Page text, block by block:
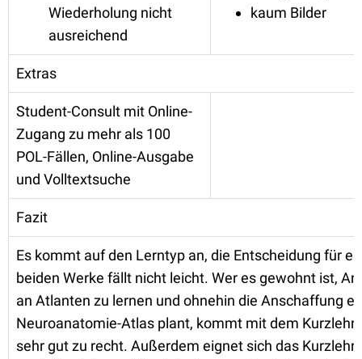
Wiederholung nicht
ausreichend
kaum Bilder
Extras
Student-Consult mit Online-
Zugang zu mehr als 100
POL-Fällen, Online-Ausgabe
und Volltextsuche
Fazit
Es kommt auf den Lerntyp an, die Entscheidung für
beiden Werke fällt nicht leicht. Wer es gewohnt ist,
an Atlanten zu lernen und ohnehin die Anschaffung
Neuroanatomie-Atlas plant, kommt mit dem
sehr gut zu recht. Außerdem eignet sich das